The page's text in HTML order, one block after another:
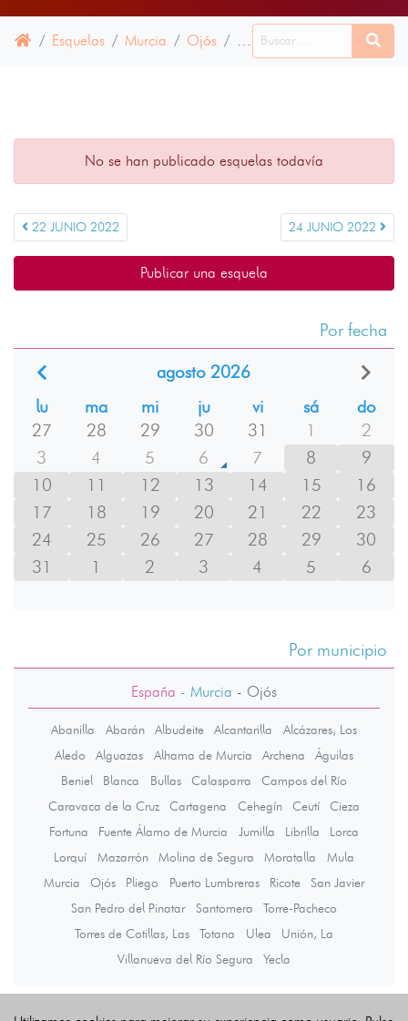
Esquelas Murcia Ojós 23 JUNIO 2022
No se han publicado esquelas todavía
22 JUNIO 2022 24 JUNIO 2022
Publicar una esquela
Por fecha
agosto 2026
lu
ma mi ju vi sá
do
27
28 29 30 31 1
2
3
4 5 6 7 8
9
10
11 12 13 14 15
16
17
18 19 20 21 22
23
24
25 26 27 28 29
30
31
1 2 3 4 5 6
Por municipio
España - Murcia - Ojós
Abanilla Abarán Albudeite Alcantarilla
Alcázares, Los
Aledo
Alguazas Alhama de Murcia Archena
Águilas
Beniel
Blanca Bullas Calasparra
Campos del Río
Caravaca de la Cruz
Cartagena Cehegín Ceutí
Cieza
Fortuna
Fuente Álamo de Murcia Jumilla Librilla
Lorca
Lorquí
Mazarrón Molina de Segura Moratalla
Mula
Murcia
Ojós Pliego Puerto Lumbreras Ricote
San Javier
San Pedro del Pinatar
Santomera
Torre-Pacheco
Torres de Cotillas, Las
Totana Ulea
Unión, La
Villanueva del Río Segura
Yecla